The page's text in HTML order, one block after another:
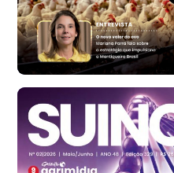
Bastos (SP)
R$ 146,71
cx
SP
R$ 7,13
kg
Frango - Indicador